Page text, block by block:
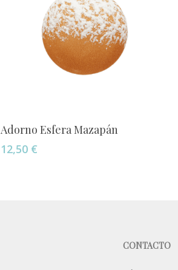
Añadir Al Carrito
Adorno Esfera Mazapán
12,50 €
CONTACTO